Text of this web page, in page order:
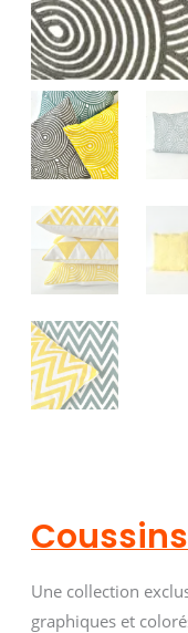
Coussins
Une collection
graphiques et